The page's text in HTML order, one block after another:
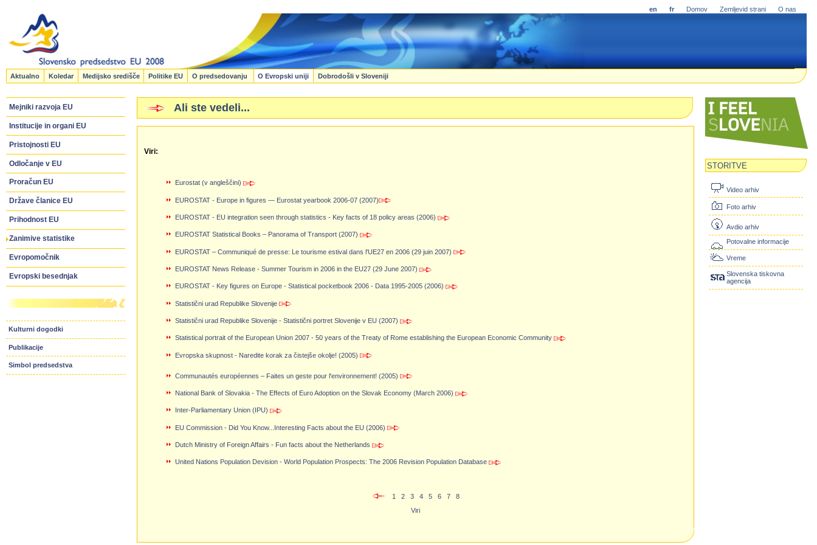
en fr Domov Zemljevid strani O nas
Aktualno Koledar Medijsko središče Politike EU O predsedovanju O Evropski uniji Dobrodošli v Sloveniji
Mejniki razvoja EU
Institucije in organi EU
Pristojnosti EU
Odločanje v EU
Proračun EU
Države članice EU
Prihodnost EU
Zanimive statistike
Evropomočnik
Evropski besednjak
Kulturni dogodki
Publikacije
Simbol predsedstva
STORITVE
Video arhiv
Foto arhiv
Avdio arhiv
Potovalne informacije
Vreme
Slovenska tiskovna
agencija
Ali ste vedeli...
Viri:
Eurostat (v angleščini)
EUROSTAT - Europe in figures — Eurostat yearbook 2006-07 (2007)
EUROSTAT - EU integration seen through statistics - Key facts of 18 policy areas (2006)
EUROSTAT Statistical Books – Panorama of Transport (2007)
EUROSTAT – Communiqué de presse: Le tourisme estival dans l'UE27 en 2006 (29 juin 2007)
EUROSTAT News Release - Summer Tourism in 2006 in the EU27 (29 June 2007)
EUROSTAT - Key figures on Europe - Statistical pocketbook 2006 - Data 1995-2005 (2006)
Statistični urad Republike Slovenije
Statistični urad Republike Slovenije - Statistični portret Slovenije v EU (2007)
Statistical portrait of the European Union 2007 - 50 years of the Treaty of Rome establishing the European Economic Community
Evropska skupnost - Naredite korak za čistejše okolje! (2005)
Communautés européennes – Faites un geste pour l'environnement! (2005)
National Bank of Slovakia - The Effects of Euro Adoption on the Slovak Economy (March 2006)
Inter-Parliamentary Union (IPU)
EU Commission - Did You Know...Interesting Facts about the EU (2006)
Dutch Ministry of Foreign Affairs - Fun facts about the Netherlands
United Nations Population Devision - World Population Prospects: The 2006 Revision Population Database
1 2 3 4 5 6 7
8
Viri